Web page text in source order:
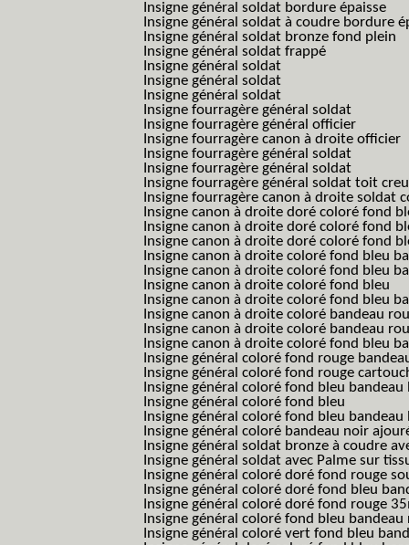
Insigne général soldat bordure épaisse
Insigne général soldat à coudre bordure
Insigne général soldat bronze fond plein
Insigne général soldat frappé
Insigne général soldat
Insigne général soldat
Insigne général soldat
Insigne fourragère général soldat
Insigne fourragère général officier
Insigne fourragère canon à droite officier
Insigne fourragère général soldat
Insigne fourragère général soldat
Insigne fourragère général soldat toit
Insigne fourragère canon à droite soldat
Insigne canon à droite doré coloré fond
Insigne canon à droite doré coloré fond
Insigne canon à droite doré coloré fond
Insigne canon à droite coloré fond bleu
Insigne canon à droite coloré fond bleu
Insigne canon à droite coloré fond bleu
Insigne canon à droite coloré fond bleu
Insigne canon à droite coloré bandeau
Insigne canon à droite coloré bandeau
Insigne canon à droite coloré fond bleu
Insigne général coloré fond rouge
Insigne général coloré fond rouge
Insigne général coloré fond bleu bandeau
Insigne général coloré fond bleu
Insigne général coloré fond bleu bandeau
Insigne général coloré bandeau noir
Insigne général soldat bronze à coudre
Insigne général soldat avec Palme sur
Insigne général coloré doré fond rouge
Insigne général coloré doré fond bleu
Insigne général coloré doré fond rouge
Insigne général coloré fond bleu
Insigne général coloré vert fond bleu